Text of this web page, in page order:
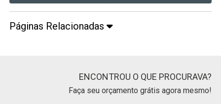
Páginas Relacionadas
ENCONTROU O QUE PROCURAVA?
Faça seu orçamento grátis agora mesmo!